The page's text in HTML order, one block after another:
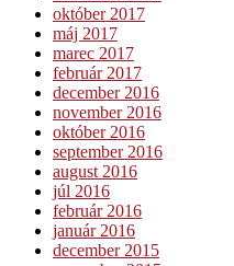
október 2017
máj 2017
marec 2017
február 2017
december 2016
november 2016
október 2016
september 2016
august 2016
júl 2016
február 2016
január 2016
december 2015